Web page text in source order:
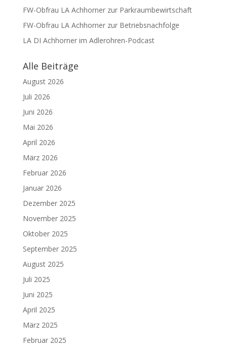
FW-Obfrau LA Achhorner zur Parkraumbewirtschaft
FW-Obfrau LA Achhorner zur Betriebsnachfolge
LA DI Achhorner im Adlerohren-Podcast
Alle Beiträge
August 2026
Juli 2026
Juni 2026
Mai 2026
April 2026
März 2026
Februar 2026
Januar 2026
Dezember 2025
November 2025
Oktober 2025
September 2025
August 2025
Juli 2025
Juni 2025
April 2025
März 2025
Februar 2025